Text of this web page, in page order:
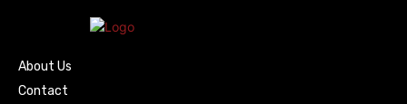
About Us
Contact